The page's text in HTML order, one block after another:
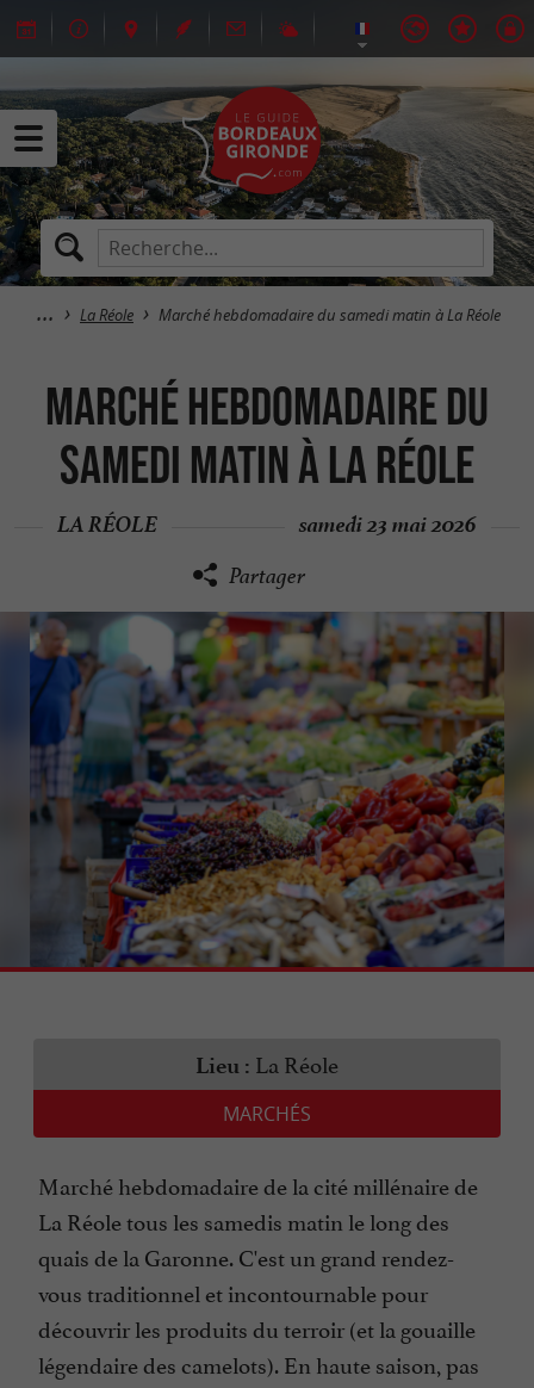
La Réole Marché hebdomadaire du samedi matin à La Réole
Marché hebdomadaire du
samedi matin à La Réole
LA RÉOLE samedi 23 mai 2026
Partager
Lieu : La Réole
MARCHÉS
Marché hebdomadaire de la cité millénaire de
La Réole tous les samedis matin le long des
quais de la Garonne. C'est un grand rendez-
vous traditionnel et incontournable pour
découvrir les produits du terroir (et la gouaille
légendaire des camelots). En haute saison, pas